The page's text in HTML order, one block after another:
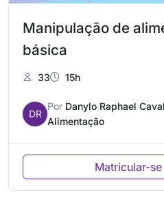
Manipulação de
básica
33 15h
DR
Por Danylo Raphael
Alimentação
Matricular-